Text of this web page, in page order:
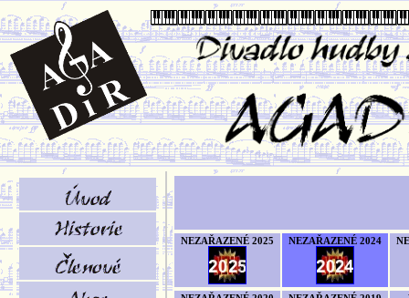
NEZAŘAZENÉ 2025 NEZAŘAZENÉ 2024